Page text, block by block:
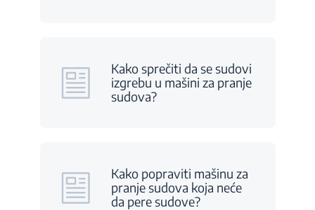
Kako sprečiti da se sudovi
izgrebu u mašini za pranje
sudova?
Kako popraviti mašinu za
pranje sudova koja neće
da pere sudove?